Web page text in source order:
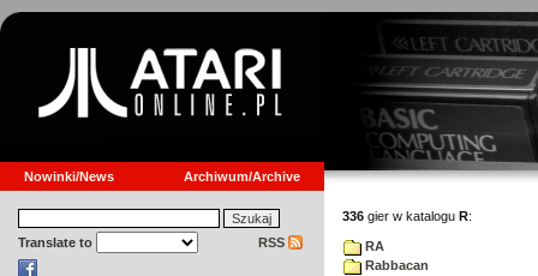
Nowinki/News Archiwum/Archive
Translate to RSS
336 gier w katalogu R:
RA
Rabbacan